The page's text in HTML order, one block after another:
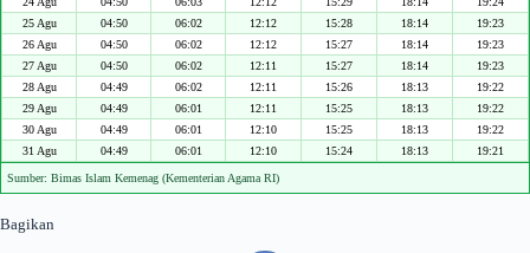
25 Agu
04:50 06:02 12:12 15:28 18:14
19:23
26 Agu
04:50 06:02 12:12 15:27 18:14
19:23
27 Agu
04:50 06:02 12:11 15:27 18:14
19:23
28 Agu
04:49 06:02 12:11 15:26 18:13
19:22
29 Agu
04:49 06:01 12:11 15:25 18:13
19:22
30 Agu
04:49 06:01 12:10 15:25 18:13
19:22
31 Agu
04:49 06:01 12:10 15:24 18:13 19:21
Sumber: Bimas Islam Kemenag (Kementerian Agama RI)
Bagikan